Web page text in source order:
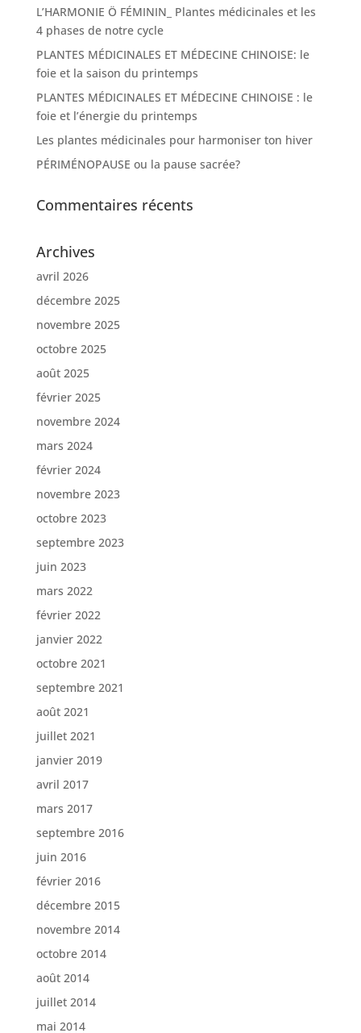
L’HARMONIE Ö FÉMININ_ Plantes médicinales et les
4 phases de notre cycle
PLANTES MÉDICINALES ET MÉDECINE CHINOISE: le
foie et la saison du printemps
PLANTES MÉDICINALES ET MÉDECINE CHINOISE : le
foie et l’énergie du printemps
Les plantes médicinales pour harmoniser ton hiver
PÉRIMÉNOPAUSE ou la pause sacrée?
Commentaires récents
Archives
avril 2026
décembre 2025
novembre 2025
octobre 2025
août 2025
février 2025
novembre 2024
mars 2024
février 2024
novembre 2023
octobre 2023
septembre 2023
juin 2023
mars 2022
février 2022
janvier 2022
octobre 2021
septembre 2021
août 2021
juillet 2021
janvier 2019
avril 2017
mars 2017
septembre 2016
juin 2016
février 2016
décembre 2015
novembre 2014
octobre 2014
août 2014
juillet 2014
mai 2014